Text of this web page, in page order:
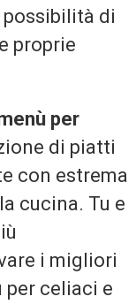
di
proprie
per
di piatti
con estrema
cucina. Tu e
i migliori
per celiaci e